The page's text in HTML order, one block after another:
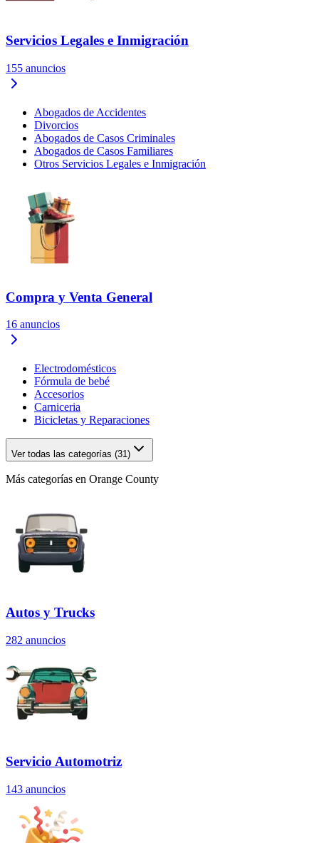
Servicios Legales e Inmigración
155 anuncios
Abogados de Accidentes
Divorcios
Abogados de Casos Criminales
Abogados de Casos Familiares
Otros Servicios Legales e Inmigración
Compra y Venta General
16 anuncios
Electrodomésticos
Fórmula de bebé
Accesorios
Carniceria
Bicicletas y Reparaciones
Ver todas las categorías (31)
Más categorías en Orange County
Autos y Trucks
282 anuncios
Servicio Automotriz
143 anuncios